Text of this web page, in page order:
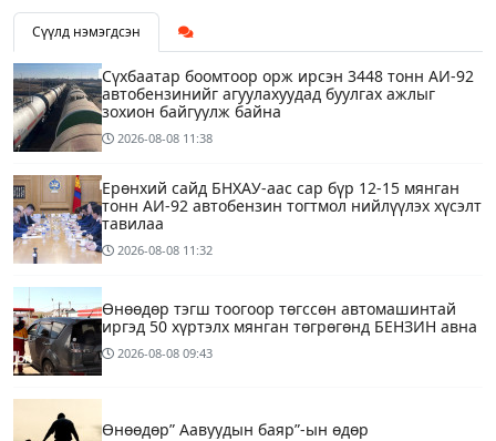
Сүүлд нэмэгдсэн
Сүхбаатар боомтоор орж ирсэн 3448 тонн АИ-92
автобензинийг агуулахуудад буулгах ажлыг
зохион байгуулж байна
2026-08-08 11:38
Ерөнхий сайд БНХАУ-аас сар бүр 12-15 мянган
тонн АИ-92 автобензин тогтмол нийлүүлэх хүсэлт
тавилаа
2026-08-08 11:32
Өнөөдөр тэгш тоогоор төгссөн автомашинтай
иргэд 50 хүртэлх мянган төгрөгөнд БЕНЗИН авна
2026-08-08 09:43
Өнөөдөр” Аавуудын баяр”-ын өдөр